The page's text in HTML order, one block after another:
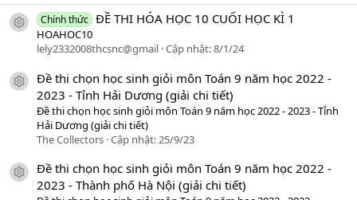
icon tài liệu
Chính thức ĐỀ THI HÓA HỌC 10 CUỐI HỌC KÌ 1
HOAHOC10
lely2332008thcsnc@gmail Cập nhật:8/1/24
icon tài liệu
Đề thi chọn học sinh giỏi môn Toán 9 năm học 2022 -
2023 - Tỉnh Hải Dương (giải chi tiết)
Đề thi chọn học sinh giỏi môn Toán 9 năm học 2022 - 2023 - Tỉnh
Hải Dương (giải chi tiết)
The Collectors Cập nhật:25/9/23
icon tài liệu
Đề thi chọn học sinh giỏi môn Toán 9 năm học 2022 -
2023 - Thành phố Hà Nội (giải chi tiết)